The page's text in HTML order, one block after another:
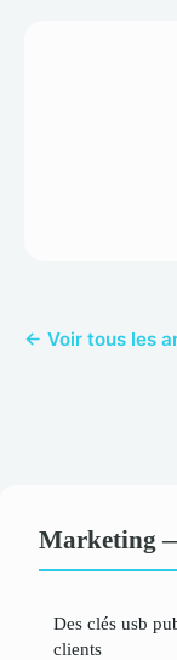
← Voir tous les
Marketing
Des clés usb
clients